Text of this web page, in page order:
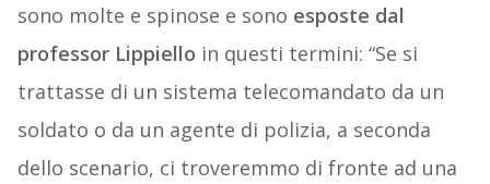
sono molte e spinose e sono esposte dal
professor Lippiello in questi termini: “Se si
trattasse di un sistema telecomandato da un
soldato o da un agente di polizia, a seconda
dello scenario, ci troveremmo di fronte ad una